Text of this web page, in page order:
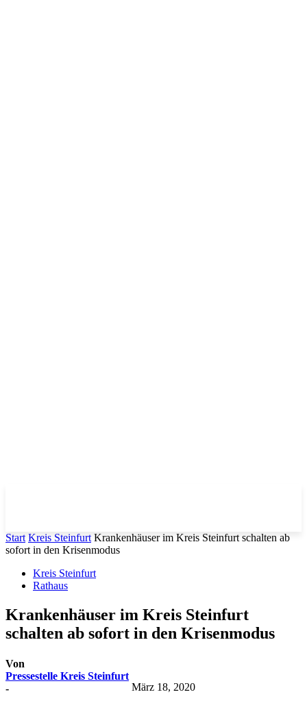
Start Kreis Steinfurt Krankenhäuser im Kreis Steinfurt schalten ab
sofort in den Krisenmodus
Kreis Steinfurt
Rathaus
Krankenhäuser im Kreis Steinfurt
schalten ab sofort in den Krisenmodus
Von
Pressestelle Kreis Steinfurt
-
März 18, 2020